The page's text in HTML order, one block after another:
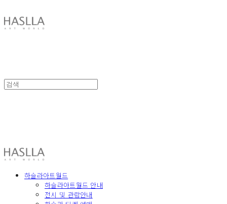
하슬라아트월드
하슬라아트월드 안내
전시 및 관람안내